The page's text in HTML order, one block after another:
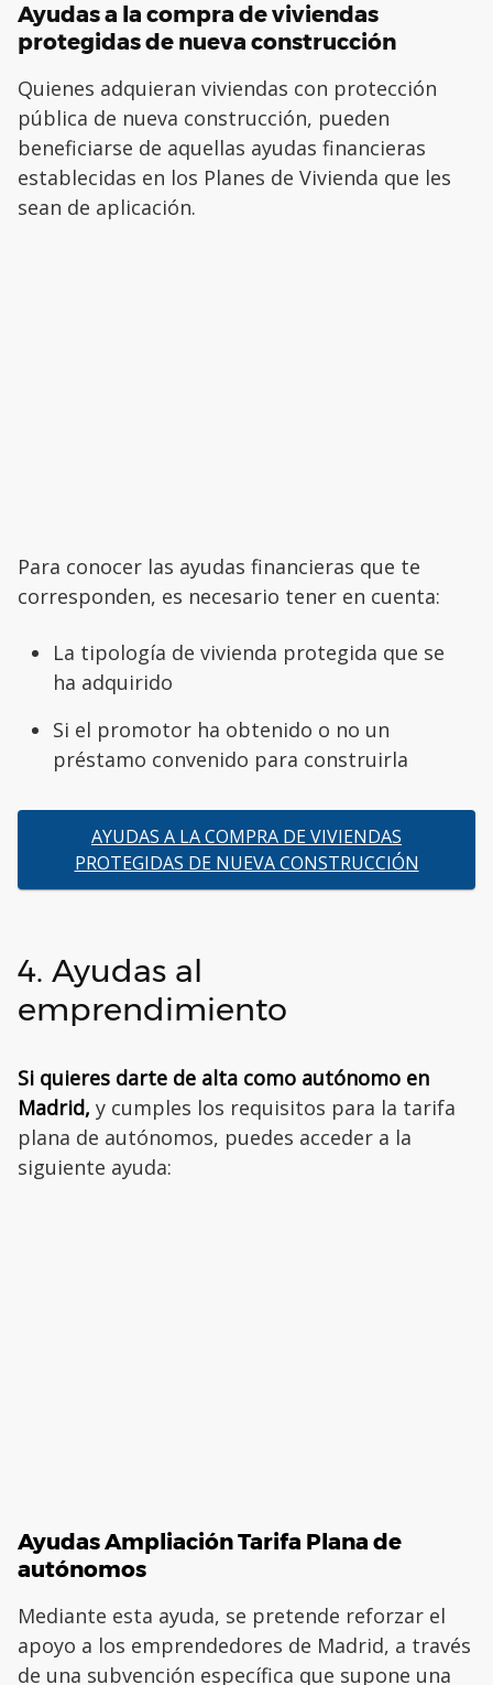
Ayudas a la compra de viviendas
protegidas de nueva construcción
Quienes adquieran viviendas con protección
pública de nueva construcción, pueden
beneficiarse de aquellas ayudas financieras
establecidas en los Planes de Vivienda que les
sean de aplicación.
Para conocer las ayudas financieras que te
corresponden, es necesario tener en cuenta:
La tipología de vivienda protegida que se
ha adquirido
Si el promotor ha obtenido o no un
préstamo convenido para construirla
AYUDAS A LA COMPRA DE VIVIENDAS
PROTEGIDAS DE NUEVA CONSTRUCCIÓN
4. Ayudas al
emprendimiento
Si quieres darte de alta como autónomo en
Madrid, y cumples los requisitos para la tarifa
plana de autónomos, puedes acceder a la
siguiente ayuda:
Ayudas Ampliación Tarifa Plana de
autónomos
Mediante esta ayuda, se pretende reforzar el
apoyo a los emprendedores de Madrid, a través
de una subvención específica que supone una